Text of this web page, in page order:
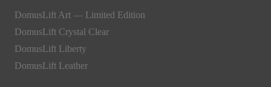
DomusLift Art — Limited Edition
DomusLift Crystal Clear
DomusLift Liberty
DomusLift Leather